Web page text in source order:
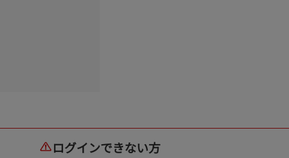
ログインできない方